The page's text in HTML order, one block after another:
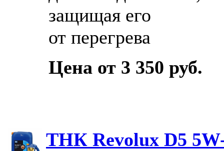
защищая его
от перегрева
Цена от 3 350 руб.
ТНК Revolux D5